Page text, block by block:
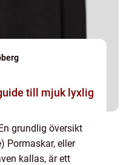
till mjuk lyxlig
grundlig översikt
Pormaskar, eller
kallas, är ett